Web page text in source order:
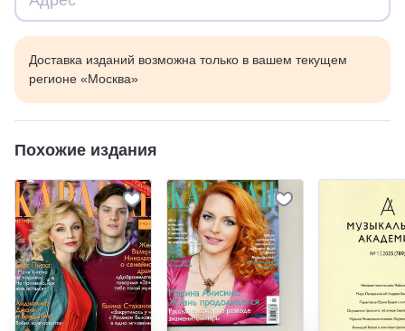
Доставка изданий возможна только в вашем текущем
регионе «Москва»
Похожие издания